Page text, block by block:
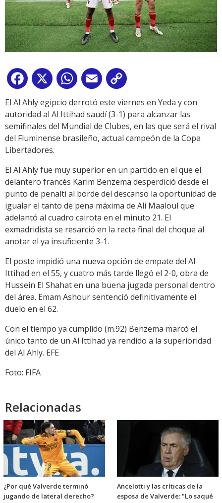
Facebook
X WhatsApp
Email
Link
El Al Ahly egipcio derrotó este viernes en Yeda y con
autoridad al Al Ittihad saudí (3-1) para alcanzar las
semifinales del Mundial de Clubes, en las que será el rival
del Fluminense brasileño, actual campeón de la Copa
Libertadores.
El Al Ahly fue muy superior en un partido en el que el
delantero francés Karim Benzema desperdició desde el
punto de penalti al borde del descanso la oportunidad de
igualar el tanto de pena máxima de Ali Maaloul que
adelantó al cuadro cairota en el minuto 21. El
exmadridista se resarció en la recta final del choque al
anotar el ya insuficiente 3-1.
El poste impidió una nueva opción de empate del Al
Ittihad en el 55, y cuatro más tarde llegó el 2-0, obra de
Hussein El Shahat en una buena jugada personal dentro
del área. Emam Ashour sentenció definitivamente el
duelo en el 62.
Con el tiempo ya cumplido (m.92) Benzema marcó el
único tanto de un Al Ittihad ya rendido a la superioridad
del Al Ahly. EFE
Foto: FIFA
Relacionadas
¿Por qué Valverde terminó
jugando de lateral derecho?
Ancelotti y las críticas de la
esposa de Valverde: "Lo saqué